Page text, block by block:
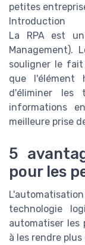
petites
Introduction
La RPA est
Management).
souligner le
que l'élément
d'éliminer les
informations
meilleure prise
5
pour les
technologie
automatiser les
à les rendre plus